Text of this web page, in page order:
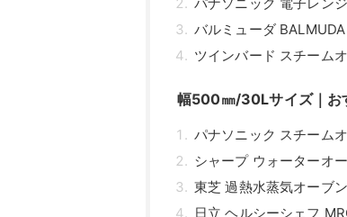
電子レンジのサイズは家
関連記事はこちら
電子レンジの平均